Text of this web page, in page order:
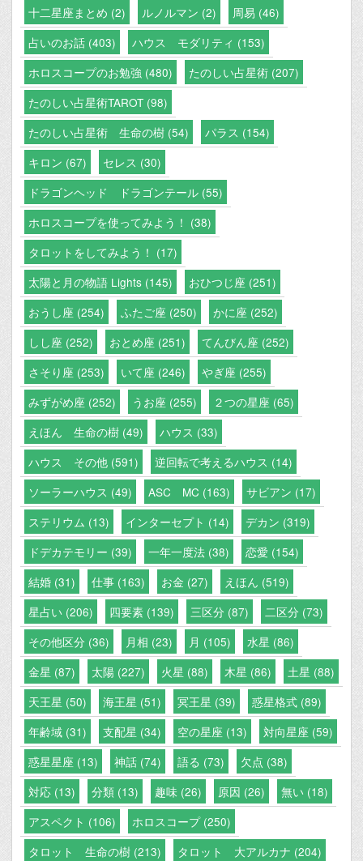
十二星座まとめ (2) ルノルマン (2)
周易 (46)
占いのお話 (403)
ハウス モダリティ (153)
ホロスコープのお勉強 (480)
たのしい占星術 (207)
たのしい占星術TAROT (98)
たのしい占星術 生命の樹 (54)
パラス (154)
キロン (67)
セレス (30)
ドラゴンヘッド ドラゴンテール (55)
ホロスコープを使ってみよう！ (38)
タロットをしてみよう！ (17)
太陽と月の物語 Lights (145)
おひつじ座 (251)
おうし座 (254)
ふたご座 (250)
かに座 (252)
しし座 (252)
おとめ座 (251)
てんびん座 (252)
さそり座 (253)
いて座 (246)
やぎ座 (255)
みずがめ座 (252)
うお座 (255)
２つの星座 (65)
えほん 生命の樹 (49)
ハウス (33)
ハウス その他 (591)
逆回転で考えるハウス (14)
ソーラーハウス (49)
ASC MC (163)
サビアン (17)
ステリウム (13)
インターセプト (14)
デカン (319)
ドデカテモリー (39)
一年一度法 (38)
恋愛 (154)
結婚 (31)
仕事 (163) お金 (27)
えほん (519)
星占い (206)
四要素 (139) 三区分 (87)
二区分 (73)
その他区分 (36)
月相 (23) 月 (105)
水星 (86)
金星 (87)
太陽 (227) 火星 (88) 木星 (86)
土星 (88)
天王星 (50)
海王星 (51) 冥王星 (39)
惑星格式 (89)
年齢域 (31)
支配星 (34) 空の星座 (13)
対向星座 (59)
惑星星座 (13)
神話 (74) 語る (73)
欠点 (38)
対応 (13)
分類 (13) 趣味 (26) 原因 (26)
無い (18)
アスペクト (106)
ホロスコープ (250)
タロット 生命の樹 (213)
タロット 大アルカナ (204)